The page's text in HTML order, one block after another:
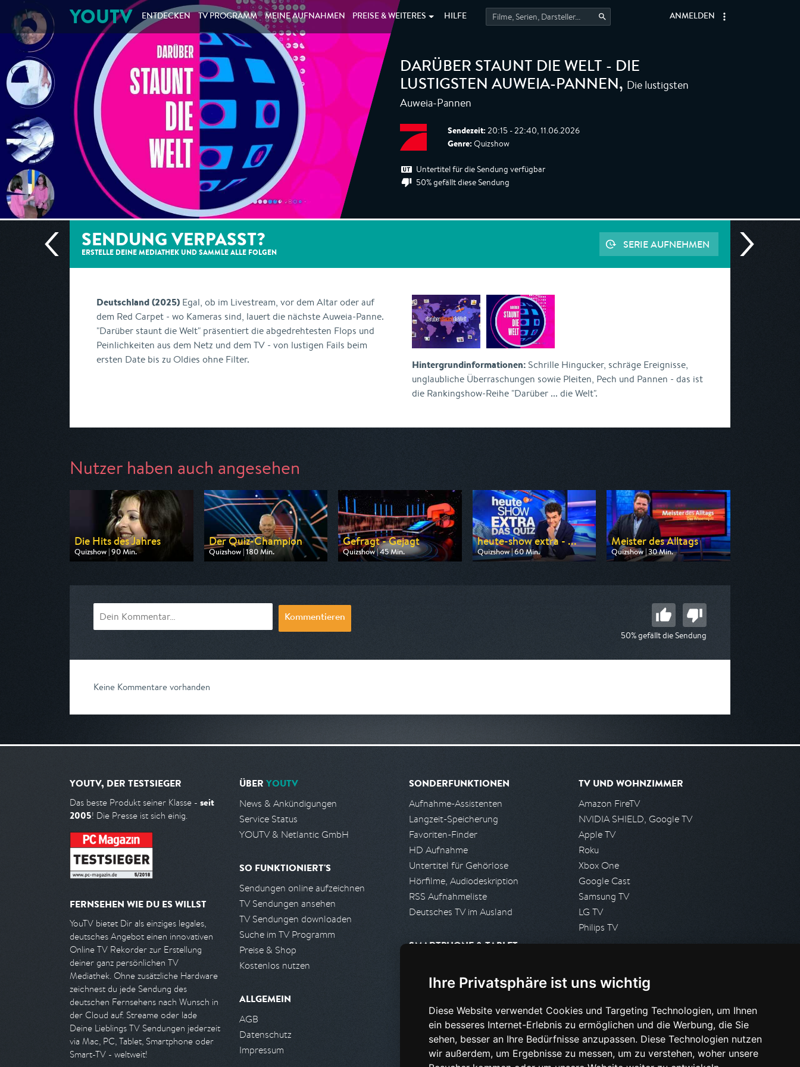
Ihre Privatsphäre ist uns wichtig
Diese Website verwendet Cookies und Targeting Technologien, um Ihnen
ein besseres Internet-Erlebnis zu ermöglichen und die Werbung, die Sie
sehen, besser an Ihre Bedürfnisse anzupassen. Diese Technologien nutzen
wir außerdem, um Ergebnisse zu messen, um zu verstehen, woher unsere
YOUTV ENTDECKEN TV PROGRAMM MEINEAUFNAHMEN PREISE & WEITERES HILFE ANMELDEN
DARÜBER STAUNT DIE WELT - DIE
LUSTIGSTEN AUWEIA-PANNEN, Die lustigsten
Auweia-Pannen
Sendezeit: 20:15 - 22:40, 11.06.2026
Genre: Quizshow
Untertitel für die Sendung verfügbar
50% gefällt diese Sendung
SENDUNG VERPASST?
ERSTELLE DEINE MEDIATHEK UND SAMMLE ALLE FOLGEN
SERIE AUFNEHMEN
Deutschland (2025) Egal, ob im Livestream, vor dem Altar oder auf
dem Red Carpet - wo Kameras sind, lauert die nächste Auweia-Panne.
"Darüber staunt die Welt" präsentiert die abgedrehtesten Flops und
Peinlichkeiten aus dem Netz und dem TV - von lustigen Fails beim
ersten Date bis zu Oldies ohne Filter.
Hintergrundinformationen: Schrille Hingucker, schräge Ereignisse,
unglaubliche Überraschungen sowie Pleiten, Pech und Pannen - das ist
die Rankingshow-Reihe "Darüber ... die Welt".
Nutzer haben auch angesehen
Die Hits des Jahres
Quizshow | 90 Min.
Ausgestrahlt von rbb
Der Quiz-Champion
Quizshow | 180 Min.
Ausgestrahlt von ZDF
Gefragt - Gejagt
Quizshow | 45 Min.
Ausgestrahlt von ARD
heute-show extra - ...
Quizshow | 60 Min.
Ausgestrahlt von ZDF
Meister des Alltags
Quizshow | 30 Min.
Ausgestrahlt von ARD
Kommentieren
50% gefällt die Sendung
Keine Kommentare vorhanden
YOUTV, DER TESTSIEGER
Das beste Produkt seiner Klasse - seit
2005! Die Presse ist sich einig.
FERNSEHEN WIE DU ES WILLST
YouTV bietet Dir als einziges legales,
deutsches Angebot einen innovativen
Online TV Rekorder zur Erstellung
deiner ganz persönlichen TV
Mediathek. Ohne zusätzliche Hardware
zeichnest du jede Sendung des
deutschen Fernsehens nach Wunsch in
der Cloud auf. Streame oder lade
Deine Lieblings TV Sendungen jederzeit
via Mac, PC, Tablet, Smartphone oder
Smart-TV - weltweit!
ÜBER YOUTV
News & Ankündigungen
Service Status
YOUTV & Netlantic GmbH
SO FUNKTIONIERT'S
Sendungen online aufzeichnen
TV Sendungen ansehen
TV Sendungen downloaden
Suche im TV Programm
Preise & Shop
Kostenlos nutzen
ALLGEMEIN
AGB
Datenschutz
Impressum
SONDERFUNKTIONEN
Aufnahme-Assistenten
Langzeit-Speicherung
Favoriten-Finder
HD Aufnahme
Untertitel für Gehörlose
Hörfilme, Audiodeskription
RSS Aufnahmeliste
Deutsches TV im Ausland
SMARTPHONE & TABLET
Android App
PARTNER
Partnerliste
Partner werden
TV UND WOHNZIMMER
Amazon FireTV
NVIDIA SHIELD, Google TV
Apple TV
Roku
Xbox One
Google Cast
Samsung TV
LG TV
Philips TV
Presseanfrage stellen
HILFE & SUPPORT
Häufig gestellte Fragen